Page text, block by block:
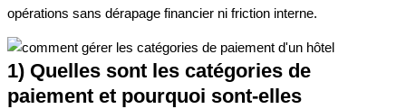
opérations sans dérapage financier ni friction interne.
1) Quelles sont les catégories de
paiement et pourquoi sont-elles